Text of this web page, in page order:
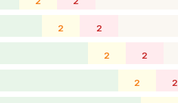
2 2
2 2
2 2